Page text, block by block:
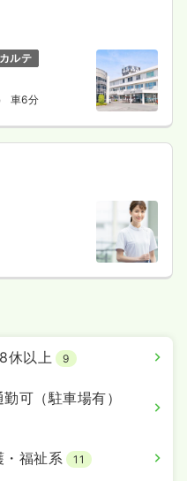
ルテ
車6分
休以上 9
可（駐車場有）
・福祉系 11